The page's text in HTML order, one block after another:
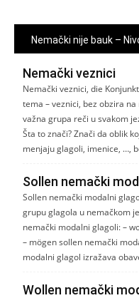
Nemački nije bauk –
Nemački veznici
Nemački veznici, die
tema – veznici, bez obzira
važna grupa reči u svakom
Šta to znači? Znači da oblik
menjaju glagoli, imenice, …,
Sollen nemački
Sollen nemački modalni
grupu glagola u nemačkom
nemački modalni glagoli: –
– mögen sollen nemački
modalni glagol izražava
Wollen nemački